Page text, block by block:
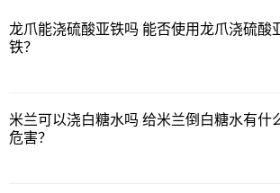
之后将其放在一个通风的地方，每隔大
到水盆里，浸的时候只让水淹到十分之八
水培石斛要想生根快，需要先选择健壮
洗干净，并剪去上面的烂根、老根或病根
龙爪能浇硫酸亚铁吗 能否使用龙爪浇硫酸
铁？
米兰可以浇白糖水吗 给米兰倒白糖水有什
危害？